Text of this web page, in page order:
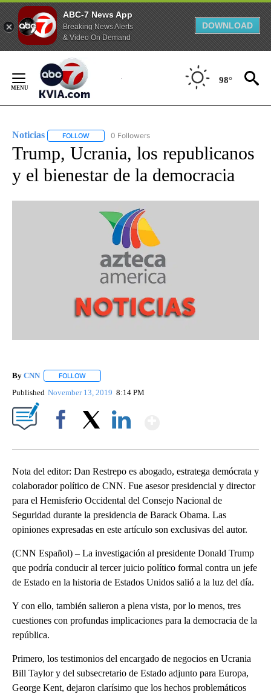
ABC-7 News App
Breaking News Alerts
& Video On Demand
DOWNLOAD
Content
98°
Noticias FOLLOW FOLLOW "NOTICIAS" TO RECEIVE NOTIFICATIONS
0 Followers
Trump, Ucrania, los republicanos
y el bienestar de la democracia
By CNN FOLLOW
Published November 13, 2019 8:14 PM
Nota del editor: Dan Restrepo es abogado, estratega demócrata y
colaborador político de CNN. Fue asesor presidencial y director
para el Hemisferio Occidental del Consejo Nacional de
Seguridad durante la presidencia de Barack Obama. Las
opiniones expresadas en este artículo son exclusivas del autor.
(CNN Español) – La investigación al presidente Donald Trump
que podría conducir al tercer juicio político formal contra un jefe
de Estado en la historia de Estados Unidos salió a la luz del día.
Y con ello, también salieron a plena vista, por lo menos, tres
cuestiones con profundas implicaciones para la democracia de la
república.
Primero, los testimonios del encargado de negocios en Ucrania
Bill Taylor y del subsecretario de Estado adjunto para Europa,
George Kent, dejaron clarísimo que los hechos problemáticos